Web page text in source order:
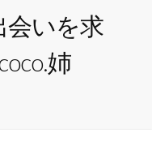
会いを求
姉